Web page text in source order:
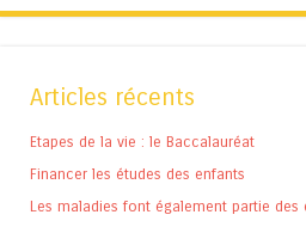
Articles récents
Etapes de la vie : le Baccalauréat
Financer les études des enfants
Les maladies font également partie des